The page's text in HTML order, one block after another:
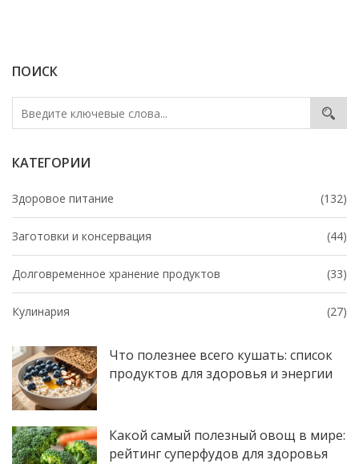
ПОИСК
КАТЕГОРИИ
Здоровое питание (132)
Заготовки и консервация (44)
Долговременное хранение продуктов (33)
Кулинария (27)
Что полезнее всего кушать: список
продуктов для здоровья и энергии
Какой самый полезный овощ в мире:
рейтинг суперфудов для здоровья